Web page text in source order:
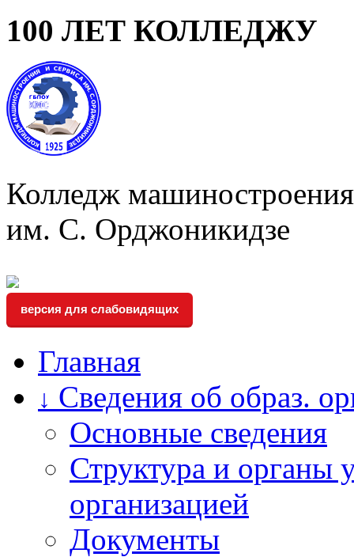
100 ЛЕТ КОЛЛЕДЖУ
Колледж
им. С. Орджоникидзе
версия для слабовидящих
Главная
↓ Сведения об образ.
Основные сведения
Структура и органы
организацией
Документы